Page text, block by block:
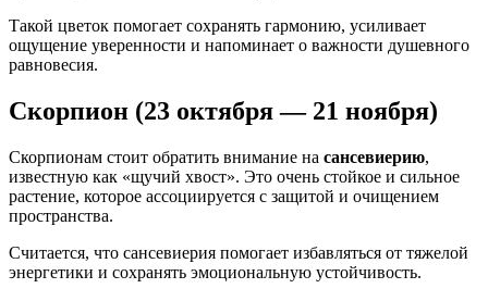
Такой цветок помогает сохранять гармонию, усиливает
ощущение уверенности и напоминает о важности душевного
равновесия.
Скорпион (23 октября — 21 ноября)
Скорпионам стоит обратить внимание на сансевиерию,
известную как «щучий хвост». Это очень стойкое и сильное
растение, которое ассоциируется с защитой и очищением
пространства.
Считается, что сансевиерия помогает избавляться от тяжелой
энергетики и сохранять эмоциональную устойчивость.